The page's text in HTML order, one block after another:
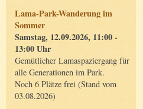
Lama-Park-Wanderung im
Sommer
Samstag, 12.09.2026, 11:00 -
13:00 Uhr
Gemütlicher Lamaspaziergang für
alle Generationen im Park.
Noch 6 Plätze frei (Stand vom
03.08.2026)